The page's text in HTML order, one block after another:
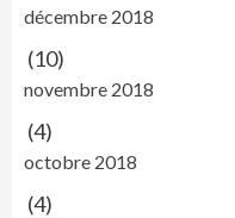
décembre 2018
(10)
novembre 2018
(4)
octobre 2018
(4)